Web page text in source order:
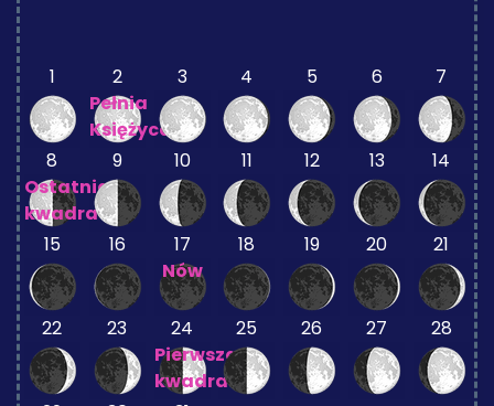
1
2
Pełnia
Księżyca
3 4 5 6 7
8
Ostatnia
kwadra
9 10 11 12 13 14
15 16
17
Nów
18 19 20 21
22 23
24
Pierwsza
kwadra
25 26 27 28